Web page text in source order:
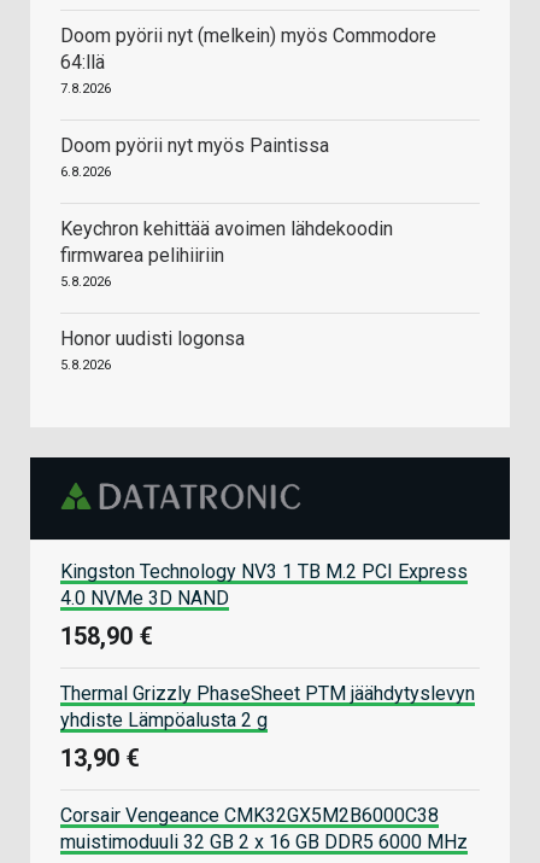
Doom pyörii nyt (melkein) myös Commodore
64:llä
7.8.2026
Doom pyörii nyt myös Paintissa
6.8.2026
Keychron kehittää avoimen lähdekoodin
firmwarea pelihiiriin
5.8.2026
Honor uudisti logonsa
5.8.2026
Kingston Technology NV3 1 TB M.2 PCI Express
4.0 NVMe 3D NAND
158,90 €
Thermal Grizzly PhaseSheet PTM jäähdytyslevyn
yhdiste Lämpöalusta 2 g
13,90 €
Corsair Vengeance CMK32GX5M2B6000C38
muistimoduuli 32 GB 2 x 16 GB DDR5 6000 MHz